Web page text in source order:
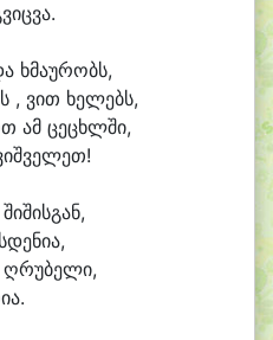
ვიცვა.
ხმაურობს,
, ვით ხელებს,
ამ ცეცხლში,
ველეთ!
შისგან,
დენია,
ღრუბელი,
ა.